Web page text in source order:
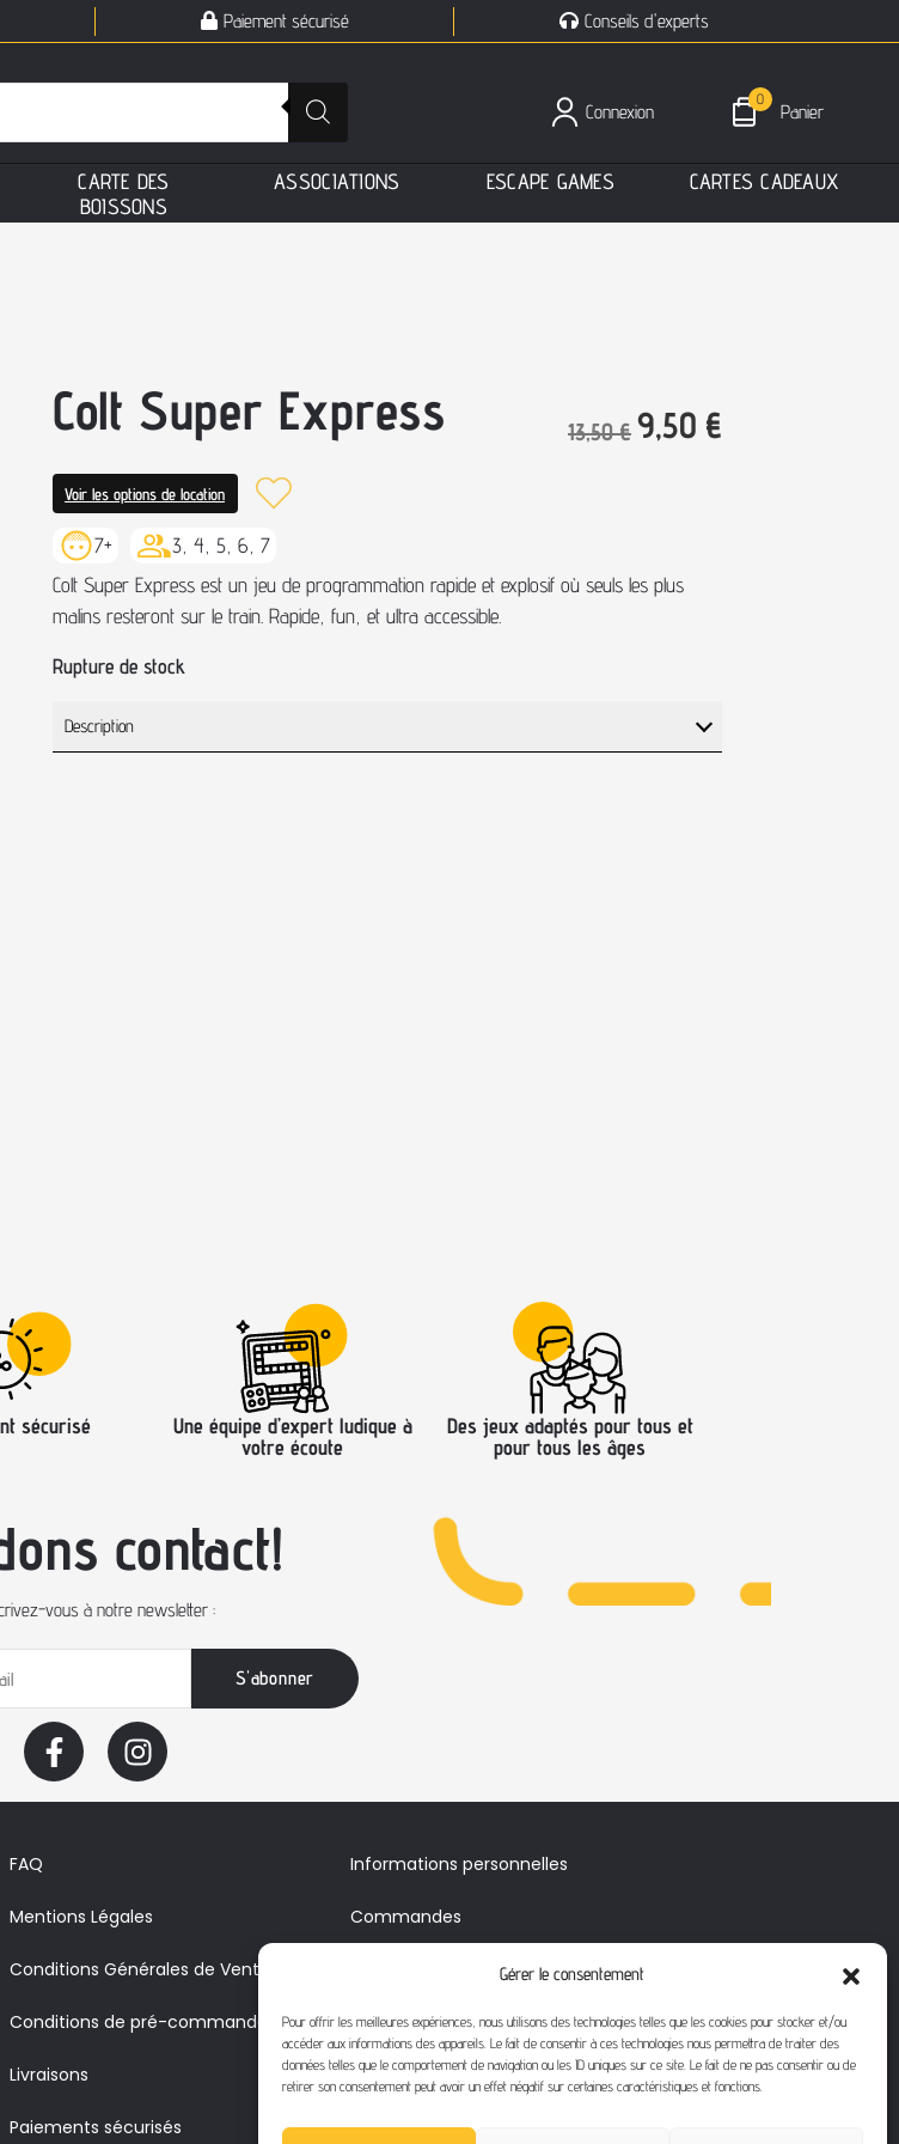
Gérer le consentement
Pour offrir les meilleures expériences, nous utilisons des technologies telles que les cookies pour stocker et/ou
accéder aux informations des appareils. Le fait de consentir à ces technologies nous permettra de traiter des
données telles que le comportement de navigation ou les ID uniques sur ce site. Le fait de ne pas consentir ou de
retirer son consentement peut avoir un effet négatif sur certaines caractéristiques et fonctions.
Paiement sécurisé Conseils d'experts
0
Panier
Connexion
CARTE DES
BOISSONS
ASSOCIATIONS ESCAPE GAMES CARTES CADEAUX
Colt Super Express 9,50 €
13,50€
Voir les options de location
7+
3, 4, 5, 6, 7
Colt Super Express est un jeu de programmation rapide et explosif où seuls les plus
malins resteront sur le train. Rapide, fun, et ultra accessible.
Rupture de stock
Description
sécurisé
Une équipe d’expert ludique à
votre écoute
Des jeux adaptés pour tous et
pour tous les âges
contact!
vous à notre newsletter :
FAQ
Mentions Légales
Conditions Générales de Vente
Conditions de pré-commande
Livraisons
Paiements sécurisés
Informations personnelles
Commandes
Avoirs & Bons de réduction
Vérifier le solde de votre carte
cadeau